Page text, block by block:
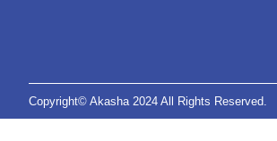
Copyright© Akasha 2024 All Rights Reserved.